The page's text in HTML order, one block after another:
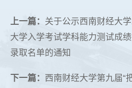
上一篇： 关于公示西南财经大
大学入学考试学科能力测试成
录取名单的通知
下一篇： 西南财经大学第九届“